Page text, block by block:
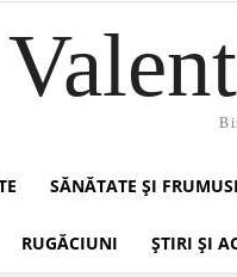
SĂNĂTATE ȘI
RUGĂCIUNI ȘTIRI ȘI